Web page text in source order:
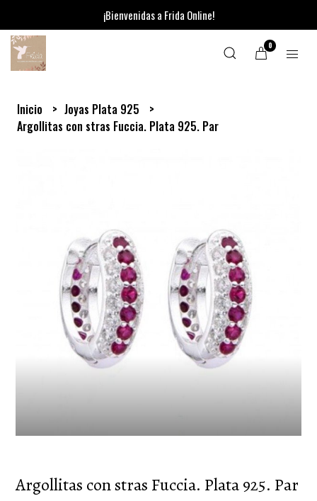
¡Bienvenidas a Frida Online!
0
Inicio
Joyas Plata 925
Argollitas con stras Fuccia. Plata 925. Par
Argollitas con stras Fuccia. Plata 925. Par